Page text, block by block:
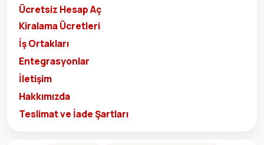
Ücretsiz Hesap Aç
Kiralama Ücretleri
İş Ortakları
Entegrasyonlar
İletişim
Hakkımızda
Teslimat ve İade Şartları